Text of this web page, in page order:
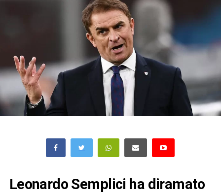
Leonardo Semplici ha diramato